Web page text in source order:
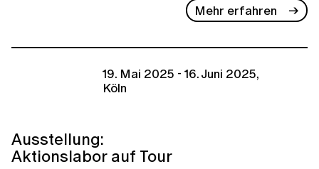
Mehr erfahren
19. Mai 2025 - 16. Juni 2025,
Köln
Ausstellung:
Aktionslabor auf Tour